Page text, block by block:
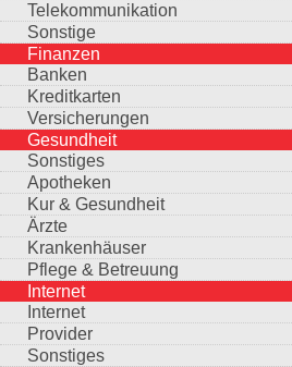
Telekommunikation
Sonstige
Finanzen
Banken
Kreditkarten
Versicherungen
Gesundheit
Sonstiges
Apotheken
Kur & Gesundheit
Ärzte
Krankenhäuser
Pflege & Betreuung
Internet
Internet
Provider
Sonstiges